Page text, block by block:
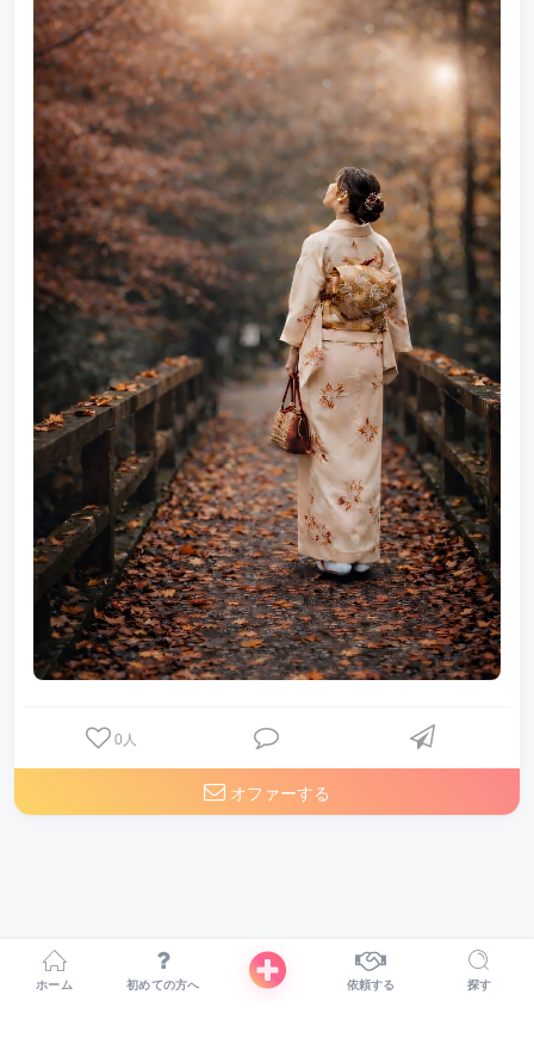
0 人
オファーする
ホーム 初めての方へ 依頼する 探す